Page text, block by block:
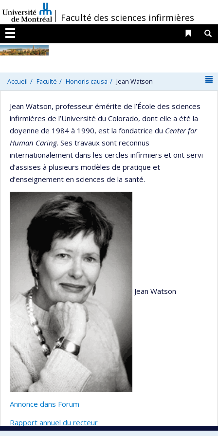
au
contenu
/Faculté des sciences infirmières
Menu
Liens
Accueil Faculté Honoris causa Jean Watson
Jean Watson, professeur émérite de l’École des sciences
infirmières de l’Université du Colorado, dont elle a été la
doyenne de 1984 à 1990, est la fondatrice du Center for
Human Caring. Ses travaux sont reconnus
internationalement dans les cercles infirmiers et ont servi
d’assises à plusieurs modèles de pratique et
d’enseignement en sciences de la santé.
Jean Watson
Annonce dans Forum
Rapport annuel du recteur